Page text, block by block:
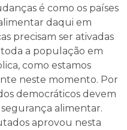
é como os países
daqui em
precisam ser ativadas
a população em
como estamos
neste momento. Por
democráticos devem
alimentar.
aprovou nesta